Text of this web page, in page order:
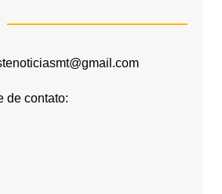
de contato: